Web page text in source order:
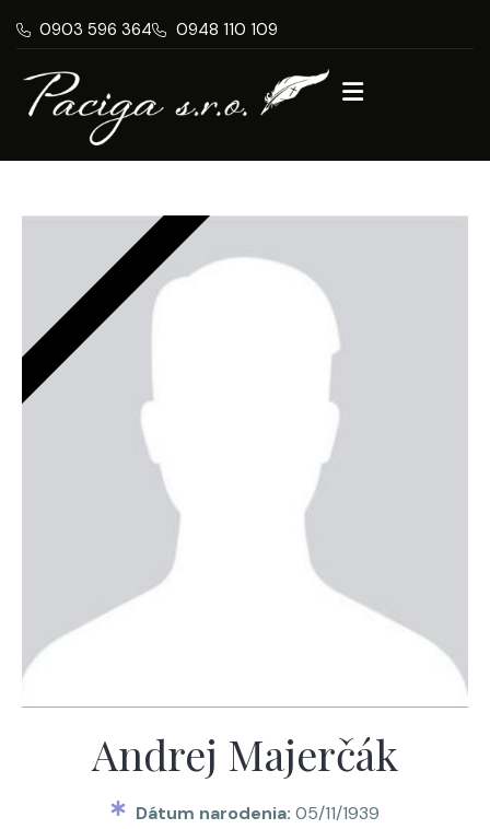
0903 596 364 0948 110 109
Andrej Majerčák
Dátum narodenia: 05/11/1939